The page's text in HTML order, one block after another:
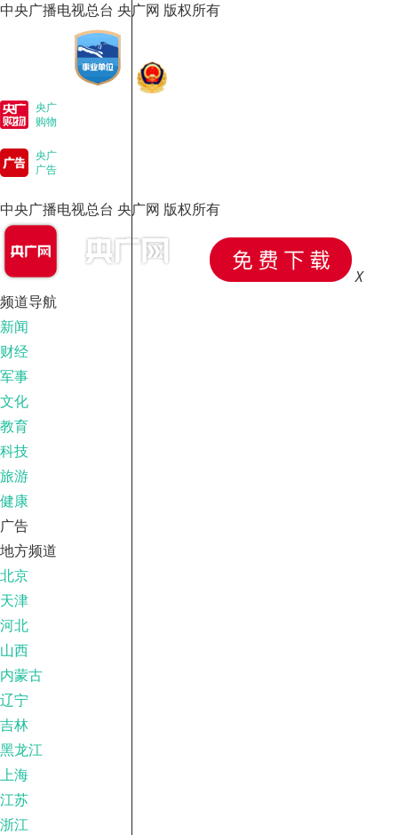
中央广播电视总台 央广网 版权所有
央广
购物
央广
广告
中央广播电视总台 央广网 版权所有
X
频道导航
新闻
财经
军事
文化
教育
科技
旅游
健康
广告
地方频道
北京
天津
河北
山西
内蒙古
辽宁
吉林
黑龙江
上海
江苏
浙江